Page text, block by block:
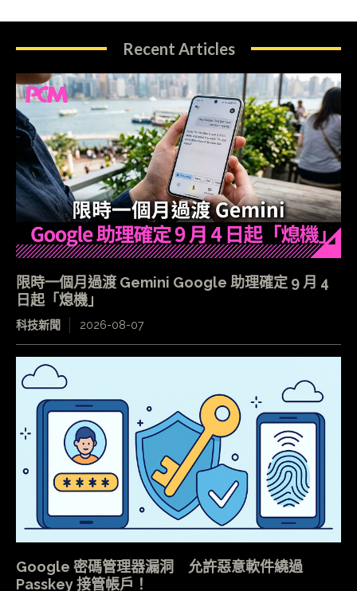
Recent Articles
限時一個月過渡 Gemini Google 助理確定 9 月 4
日起「熄機」
科技新聞 2026-08-07
Google 密碼管理器漏洞 允許惡意軟件繞過
Passkey 接管帳戶！